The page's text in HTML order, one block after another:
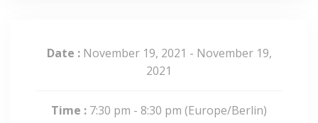
Date : November 19, 2021 - November 19,
2021
Time : 7:30 pm - 8:30 pm (Europe/Berlin)